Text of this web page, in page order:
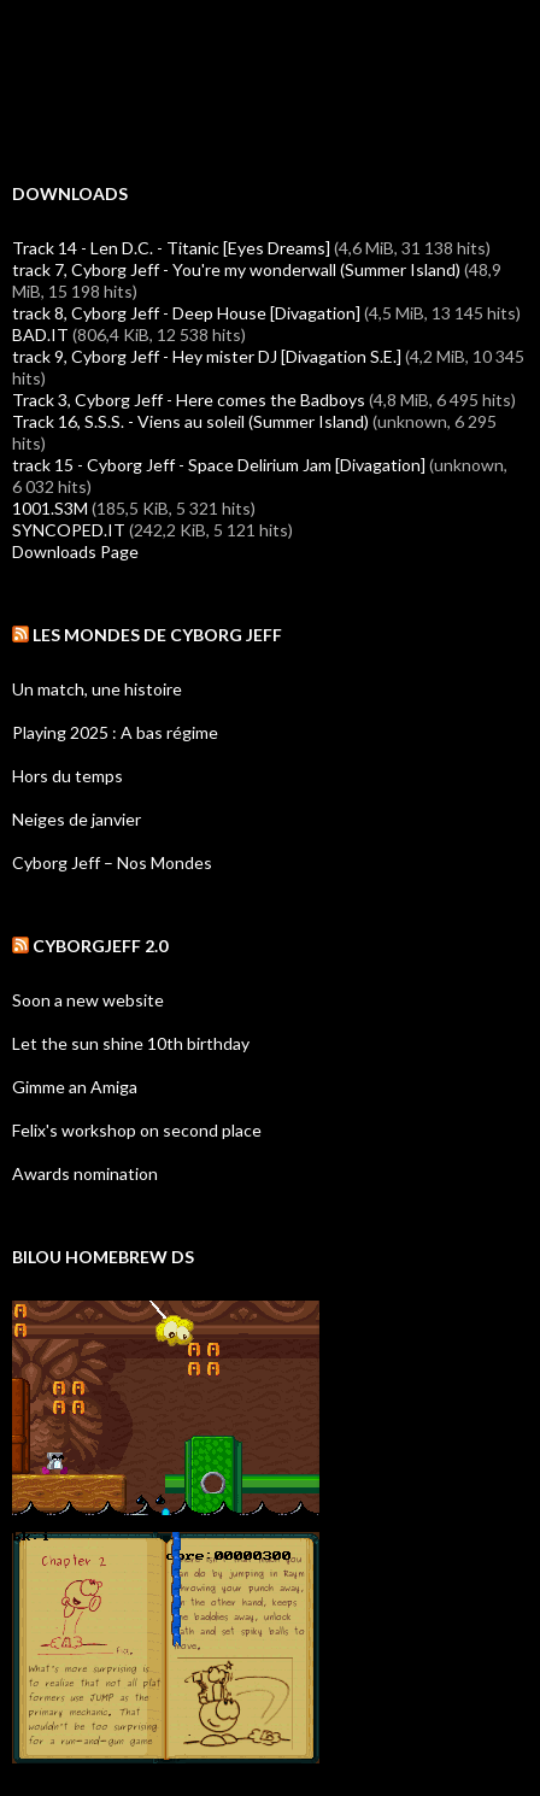
DOWNLOADS
Track 14 - Len D.C. - Titanic [Eyes Dreams] (4,6 MiB, 31 138 hits)
track 7, Cyborg Jeff - You're my wonderwall (Summer Island) (48,9
MiB, 15 198 hits)
track 8, Cyborg Jeff - Deep House [Divagation] (4,5 MiB, 13 145 hits)
BAD.IT (806,4 KiB, 12 538 hits)
track 9, Cyborg Jeff - Hey mister DJ [Divagation S.E.] (4,2 MiB, 10 345
hits)
Track 3, Cyborg Jeff - Here comes the Badboys (4,8 MiB, 6 495 hits)
Track 16, S.S.S. - Viens au soleil (Summer Island) (unknown, 6 295
hits)
track 15 - Cyborg Jeff - Space Delirium Jam [Divagation] (unknown,
6 032 hits)
1001.S3M (185,5 KiB, 5 321 hits)
SYNCOPED.IT (242,2 KiB, 5 121 hits)
Downloads Page
LES MONDES DE CYBORG JEFF
Un match, une histoire
Playing 2025 : A bas régime
Hors du temps
Neiges de janvier
Cyborg Jeff – Nos Mondes
CYBORGJEFF 2.0
Soon a new website
Let the sun shine 10th birthday
Gimme an Amiga
Felix's workshop on second place
Awards nomination
BILOU HOMEBREW DS